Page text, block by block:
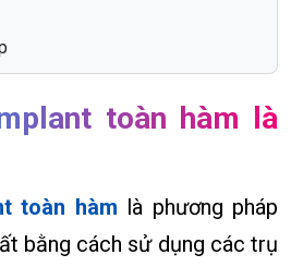
toàn hàm là
toàn hàm
là phương pháp
bằng cách sử dụng các trụ